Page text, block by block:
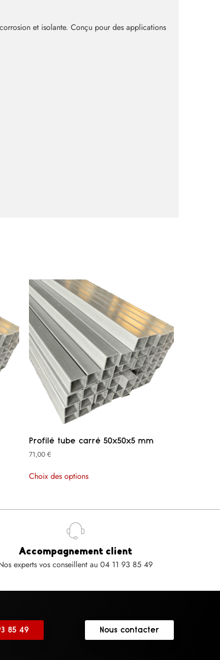
et isolante. Conçu pour des applications
Profilé tube carré 50x50x5 mm
71,00 €
Choix des options
Accompagnement client
experts vos conseillent au 04 11 93 85 49
85 49 Nous contacter